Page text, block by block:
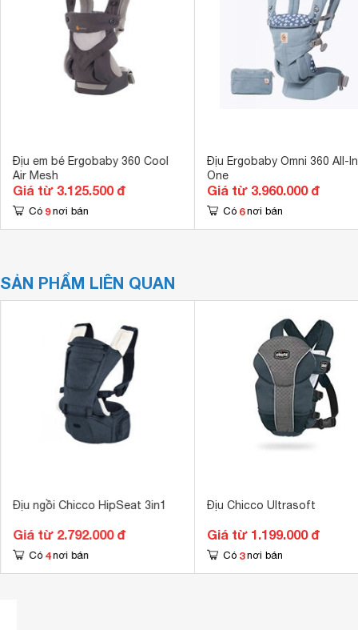
Địu em bé Ergobaby 360 Cool
Air Mesh
Giá từ 3.125.500 đ
Có 9 nơi bán
Địu Ergobaby Omni 360 All-
One
Giá từ 3.960.000 đ
Có 6 nơi bán
SẢN PHẨM LIÊN QUAN
Địu ngồi Chicco HipSeat 3in1
Giá từ 2.792.000 đ
Có 4 nơi bán
Địu Chicco Ultrasoft
Giá từ 1.199.000 đ
Có 3 nơi bán